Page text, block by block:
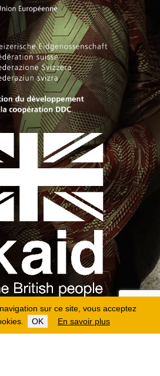
sur ce site, vous acceptez
OK En savoir plus